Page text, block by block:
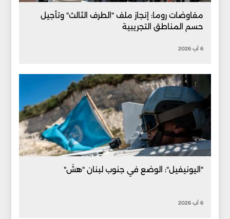
مفاوضات روما: إنجاز ملف "الطرف الثالث" وتأجيل
حسم المناطق التجريبية
6 آب 2026
"اليونيفيل": الوضع في جنوب لبنان "هشّ"
6 آب 2026